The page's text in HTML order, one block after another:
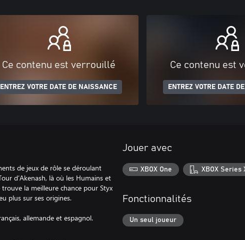
Ce contenu est verrouillé
ENTREZ VOTRE DATE DE NAISSANCE
Ce contenu est
ENTREZ VOTRE DATE
de jeux de rôle se déroulant
d’Akenash, là où les Humains et
la meilleure chance pour Styx
plus sur ses origines.
allemande et espagnol.
Jouer avec
XBOX One XBOX Series
Fonctionnalités
Un seul joueur